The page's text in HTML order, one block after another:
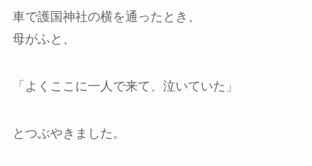
車で護国神社の横を通ったとき、
母がふと、
「よくここに一人で来て、泣いていた」
とつぶやきました。